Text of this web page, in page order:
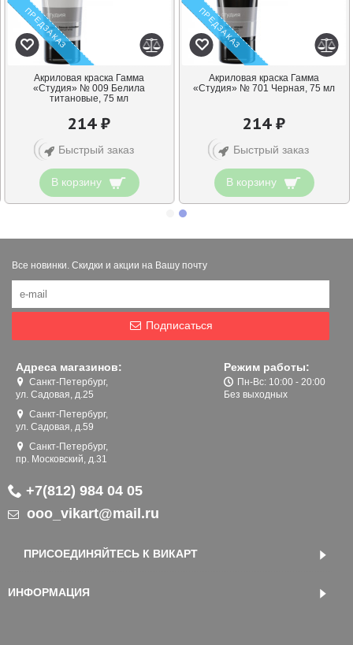
ПРЕДЗАКАЗ
Акриловая краска Гамма
«Студия» № 009 Белила
титановые, 75 мл
214 ₽
Быстрый заказ
В корзину
ПРЕДЗАКАЗ
Акриловая краска Гамма
«Студия» № 701 Черная, 75 мл
214 ₽
Быстрый заказ
В корзину
Все новинки. Скидки и акции на Вашу почту
Подписаться
Адреса магазинов:
Санкт-Петербург,
ул. Садовая, д.25
Санкт-Петербург,
ул. Садовая, д.59
Санкт-Петербург,
пр. Московский, д.31
Режим работы:
Пн-Вс: 10:00 - 20:00
Без выходных
+7(812) 984 04 05
ooo_vikart@mail.ru
ПРИСОЕДИНЯЙТЕСЬ К ВИКАРТ
ИНФОРМАЦИЯ